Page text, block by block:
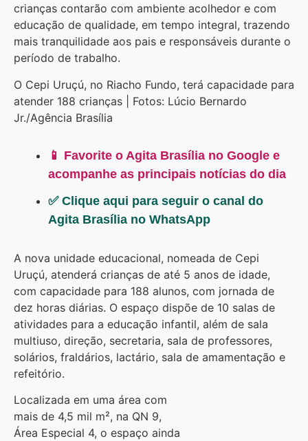
crianças contarão com ambiente acolhedor e com
educação de qualidade, em tempo integral, trazendo
mais tranquilidade aos pais e responsáveis durante o
período de trabalho.
O Cepi Uruçú, no Riacho Fundo, terá capacidade para
atender 188 crianças | Fotos: Lúcio Bernardo
Jr./Agência Brasília
📱 Favorite o Agita Brasília no Google e
acompanhe as principais notícias do dia
✅ Clique aqui para seguir o canal do
Agita Brasília no WhatsApp
A nova unidade educacional, nomeada de Cepi
Uruçú, atenderá crianças de até 5 anos de idade,
com capacidade para 188 alunos, com jornada de
dez horas diárias. O espaço dispõe de 10 salas de
atividades para a educação infantil, além de sala
multiuso, direção, secretaria, sala de professores,
solários, fraldários, lactário, sala de amamentação e
refeitório.
Localizada em uma área com
mais de 4,5 mil m², na QN 9,
Área Especial 4, o espaço ainda